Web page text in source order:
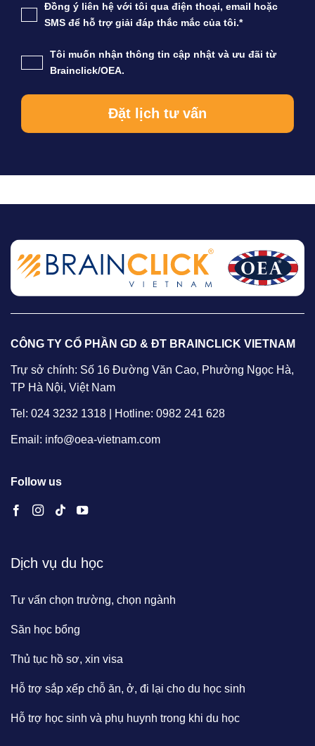
Đồng ý liên hệ với tôi qua điện thoại, email hoặc
SMS để hỗ trợ giải đáp thắc mắc của tôi.*
Tôi muốn nhận thông tin cập nhật và ưu đãi từ
Brainclick/OEA.
CÔNG TY CỔ PHẦN GD & ĐT BRAINCLICK VIETNAM
Trự sở chính: Số 16 Đường Văn Cao, Phường Ngọc Hà,
TP Hà Nội, Việt Nam
Tel: 024 3232 1318 | Hotline: 0982 241 628
Email: info@oea-vietnam.com
Follow us
Dịch vụ du học
Tư vấn chọn trường, chọn ngành
Săn học bổng
Thủ tục hồ sơ, xin visa
Hỗ trợ sắp xếp chỗ ăn, ở, đi lại cho du học sinh
Hỗ trợ học sinh và phụ huynh trong khi du học